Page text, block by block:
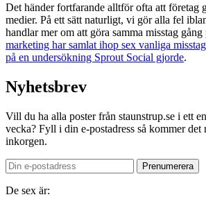
Det händer fortfarande alltför ofta att företag
medier. På ett sätt naturligt, vi gör alla fel
handlar mer om att göra samma misstag gång
marketing har samlat ihop sex vanliga
på en undersökning Sprout Social gjorde.
Nyhetsbrev
Vill du ha alla poster från staunstrup.se i ett
vecka? Fyll i din e-postadress så kommer det
inkorgen.
De sex är: